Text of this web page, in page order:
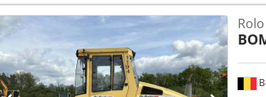
mediante pedido * Preço: 39.900
ligue: For more question please call: Erik Kortum:
sem garantia, sujeito a erros e venda